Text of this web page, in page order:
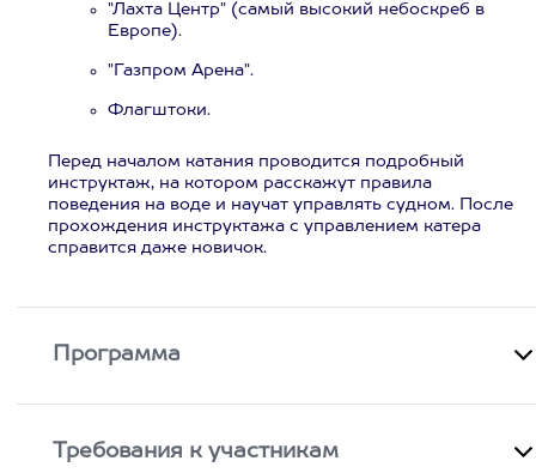
"Лахта Центр" (самый высокий небоскреб в
Европе).
"Газпром Арена".
Флагштоки.
Перед началом катания проводится подробный
инструктаж, на котором расскажут правила
поведения на воде и научат управлять судном. После
прохождения инструктажа с управлением катера
справится даже новичок.
Программа
Требования к участникам